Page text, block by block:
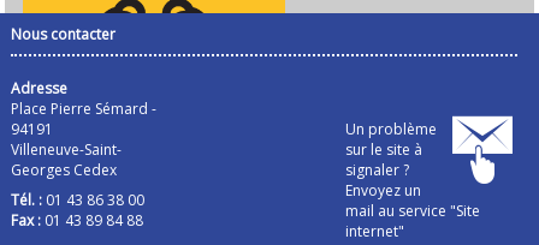
Nous contacter
Adresse
Place Pierre Sémard -
94191
Villeneuve-Saint-
Georges Cedex
Tél. :01 43 86 38 00
Fax :01 43 89 84 88
Un problème
sur le site à
signaler ?
Envoyez un
mail au service "Site
internet"